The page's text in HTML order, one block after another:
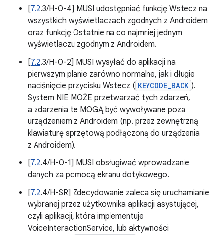
[7.2.3/H-0-4] MUSI udostępniać funkcję Wstecz na
wszystkich wyświetlaczach zgodnych z Androidem
oraz funkcję Ostatnie na co najmniej jednym
wyświetlaczu zgodnym z Androidem.
[7.2.3/H-0-2] MUSI wysyłać do aplikacji na
pierwszym planie zarówno normalne, jak i długie
naciśnięcie przycisku Wstecz ( KEYCODE_BACK ).
System NIE MOŻE przetwarzać tych zdarzeń,
a zdarzenia te MOGĄ być wywoływane poza
urządzeniem z Androidem (np. przez zewnętrzną
klawiaturę sprzętową podłączoną do urządzenia
z Androidem).
[7.2.4/H-0-1] MUSI obsługiwać wprowadzanie
danych za pomocą ekranu dotykowego.
[7.2.4/H-SR] Zdecydowanie zaleca się uruchamianie
wybranej przez użytkownika aplikacji asystującej,
czyli aplikacji, która implementuje
VoiceInteractionService, lub aktywności